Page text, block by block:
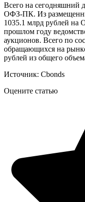
Всего на сегодняшний
ОФЗ-ПК. Из
1035.1 млрд рублей
прошлом году
аукционов. Всего по
обращающихся на
рублей из общего
Источник: Cbonds
Оцените статью